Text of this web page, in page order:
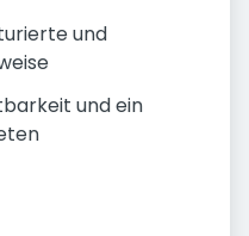
und
und ein